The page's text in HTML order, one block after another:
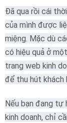
Đã qua rồi cái
của mình được
miệng. Mặc dù
có hiệu quả ở
trang web kinh
để thu hút khách
Nếu bạn đang
kinh doanh, chỉ